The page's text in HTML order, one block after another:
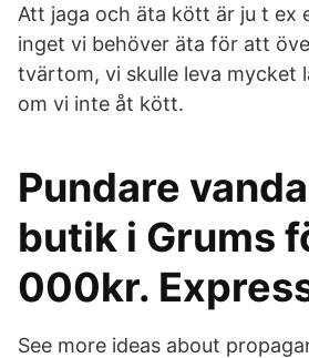
Att jaga och äta kött är ju t ex
inget vi behöver äta för att
tvärtom, vi skulle leva mycket
om vi inte åt kött.
Pundare
butik i Grums
000kr.
See more ideas about